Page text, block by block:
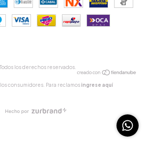
los derechos reservados.
consumidores. Para reclamos ingrese aquí